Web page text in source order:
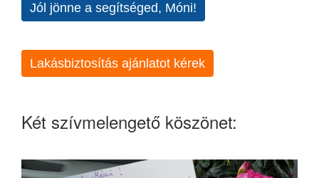
Jól jönne a segítséged, Móni!
Lakásbiztosítás ajánlatot kérek
Két szívmelengető köszönet: